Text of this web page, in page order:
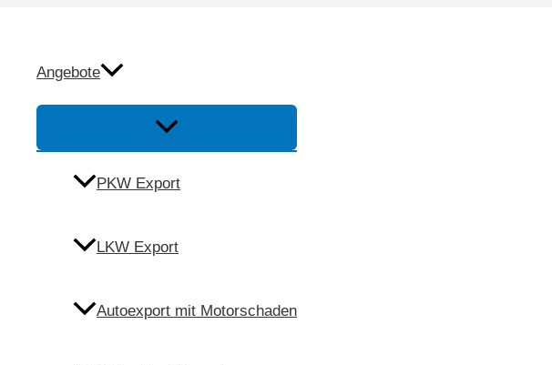
Angebote
Menü
Umschalten
PKW Export
LKW Export
Autoexport mit Motorschaden
Autoexport Altötting